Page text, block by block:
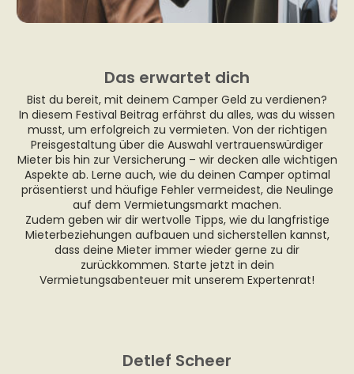
Das erwartet dich
Bist du bereit, mit deinem Camper Geld zu verdienen?
In diesem Festival Beitrag erfährst du alles, was du wissen
musst, um erfolgreich zu vermieten. Von der richtigen
Preisgestaltung über die Auswahl vertrauenswürdiger
Mieter bis hin zur Versicherung – wir decken alle wichtigen
Aspekte ab. Lerne auch, wie du deinen Camper optimal
präsentierst und häufige Fehler vermeidest, die Neulinge
auf dem Vermietungsmarkt machen.
Zudem geben wir dir wertvolle Tipps, wie du langfristige
Mieterbeziehungen aufbauen und sicherstellen kannst,
dass deine Mieter immer wieder gerne zu dir
zurückkommen. Starte jetzt in dein
Vermietungsabenteuer mit unserem Expertenrat!
Detlef Scheer